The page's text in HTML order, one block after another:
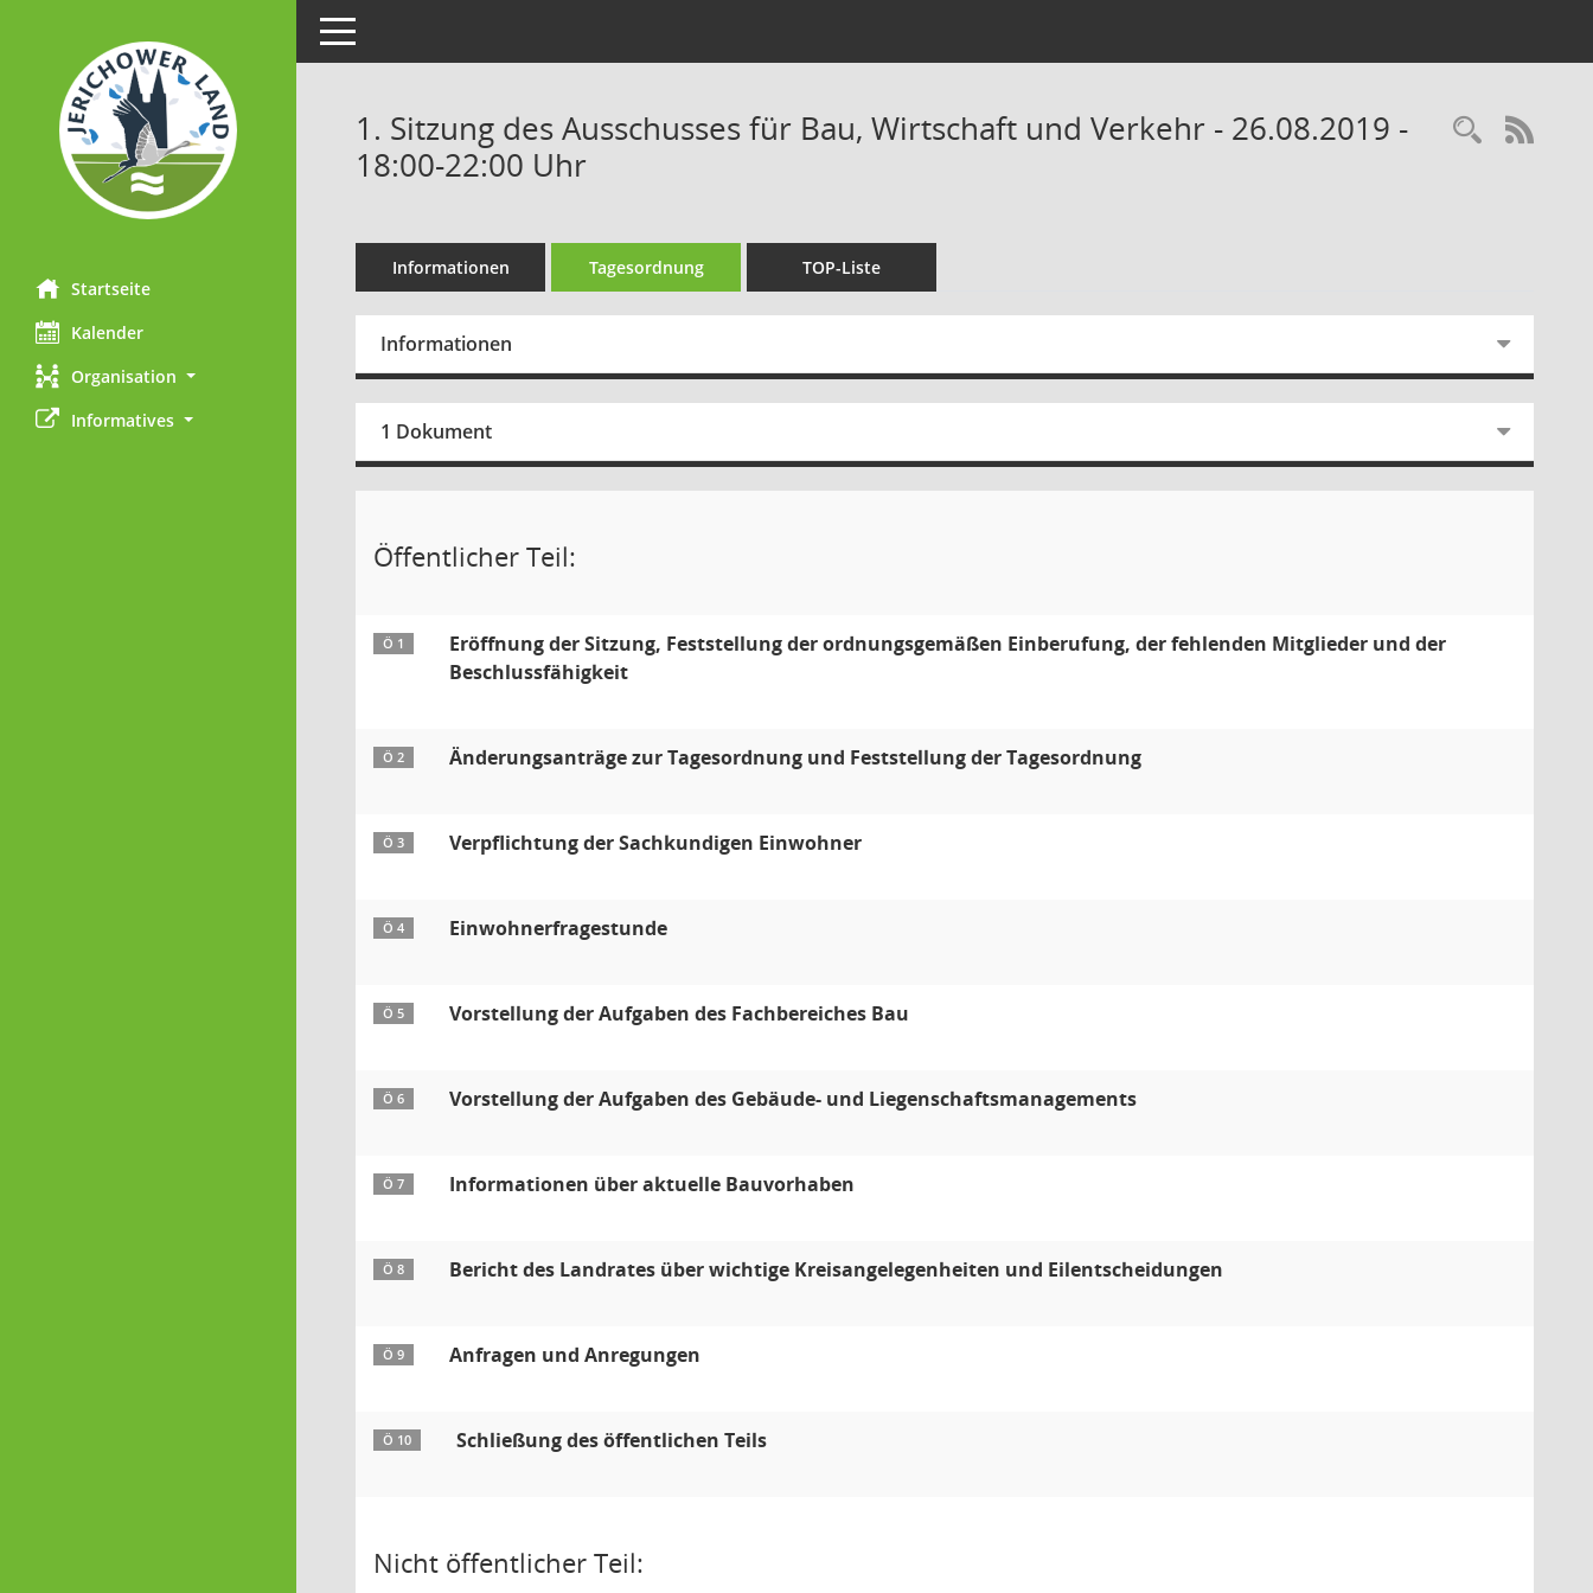
Startseite
Kalender
Organisation
Informatives
Toggle navigation
1. Sitzung des Ausschusses für Bau, Wirtschaft und Verkehr - 26.08.2019 -
18:00-22:00 Uhr
Informationen Tagesordnung TOP-Liste
Informationen
1 Dokument
Öffentlicher Teil:
Ö 1
Eröffnung der Sitzung, Feststellung der ordnungsgemäßen Einberufung, der fehlenden Mitglieder und der
Beschlussfähigkeit
Ö 2 Änderungsanträge zur Tagesordnung und Feststellung der Tagesordnung
Ö 3 Verpflichtung der Sachkundigen Einwohner
Ö 4 Einwohnerfragestunde
Ö 5 Vorstellung der Aufgaben des Fachbereiches Bau
Ö 6 Vorstellung der Aufgaben des Gebäude- und Liegenschaftsmanagements
Ö 7 Informationen über aktuelle Bauvorhaben
Ö 8 Bericht des Landrates über wichtige Kreisangelegenheiten und Eilentscheidungen
Ö 9 Anfragen und Anregungen
Ö 10 Schließung des öffentlichen Teils
Nicht öffentlicher Teil: